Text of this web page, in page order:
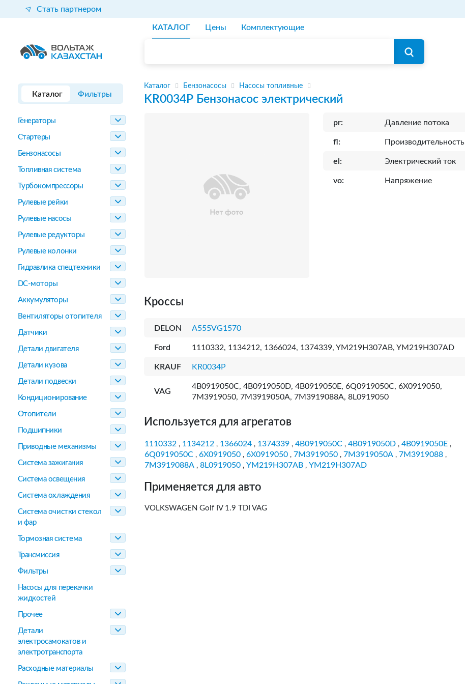
Стать партнером
КАТАЛОГ Цены Комплектующие
Каталог Фильтры
Генераторы
Стартеры
Бензонасосы
Топливная система
Турбокомпрессоры
Рулевые рейки
Рулевые насосы
Рулевые редукторы
Рулевые колонки
Гидравлика спецтехники
DC-моторы
Аккумуляторы
Вентиляторы отопителя
Датчики
Детали двигателя
Детали кузова
Детали подвески
Кондиционирование
Отопители
Подшипники
Приводные механизмы
Система зажигания
Система освещения
Система охлаждения
Система очистки стекол
и фар
Тормозная система
Трансмиссия
Фильтры
Насосы для перекачки
жидкостей
Прочее
Детали
электросамокатов и
электротранспорта
Расходные материалы
Каталог Бензонасосы Насосы топливные
KR0034P Бензонасос электрический
pr: Давление потока
fl: Производительность
el: Электрический ток
vo: Напряжение
Кроссы
DELON A555VG1570
Ford 1110332, 1134212, 1366024, 1374339, YM219H307AB, YM219H307AD
KRAUF KR0034P
VAG
4B0919050C, 4B0919050D, 4B0919050E, 6Q0919050C, 6X0919050,
7M3919050, 7M3919050A, 7M3919088A, 8L0919050
Используется для агрегатов
1110332 , 1134212 , 1366024 , 1374339 , 4B0919050C , 4B0919050D , 4B0919050E ,
6Q0919050C , 6X0919050 , 6X0919050 , 7M3919050 , 7M3919050A , 7M3919088 ,
7M3919088A , 8L0919050 , YM219H307AB , YM219H307AD
Применяется для авто
VOLKSWAGEN Golf IV 1.9 TDI VAG